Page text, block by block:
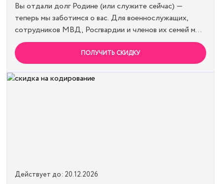
Вы отдали долг Родине (или служите сейчас) —
теперь мы заботимся о вас. Для военнослужащих,
сотрудников МВД, Росгвардии и членов их семей мы
предоставляем скидку 15% на все виды лечения и
кодирования. Полная анонимность и уважение к
вашему статусу гарантированы. Действуйте по
удостоверению.
ПОЛУЧИТЬ СКИДКУ
Действует до: 20.12.2026